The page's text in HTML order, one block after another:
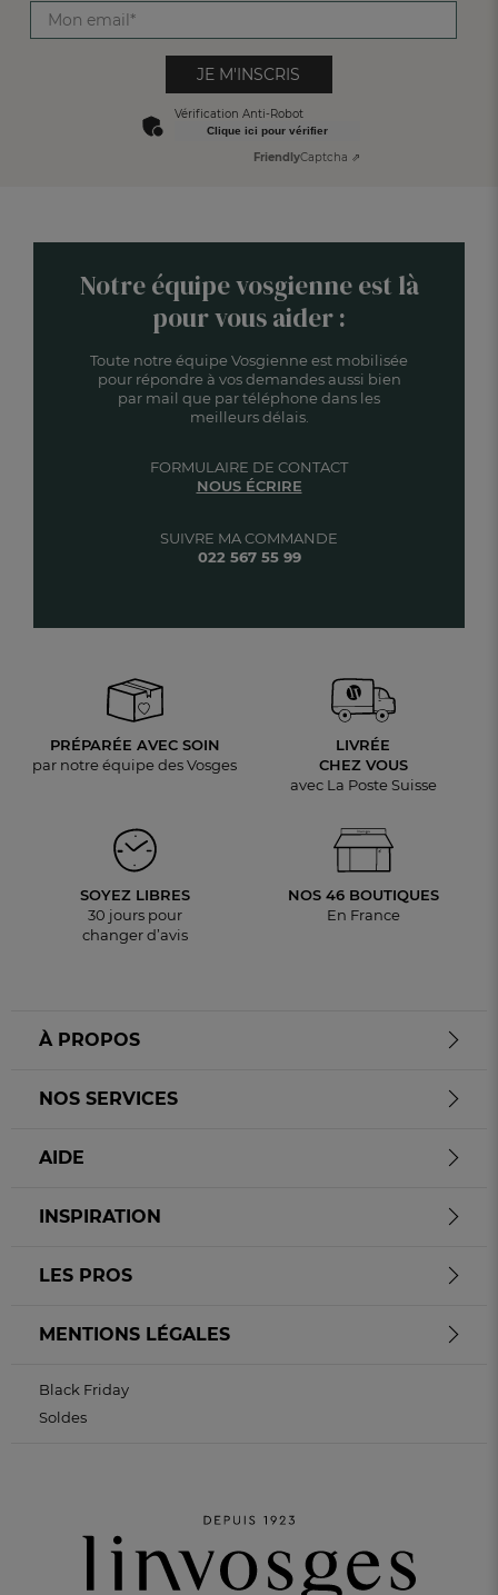
JE M'INSCRIS
Vérification Anti-Robot
Clique ici pour vérifier
FriendlyCaptcha ⇗
Notre équipe vosgienne est là
pour vous aider :
Toute notre équipe Vosgienne est mobilisée
pour répondre à vos demandes aussi bien
par mail que par téléphone dans les
meilleurs délais.
SUIVRE MA COMMANDE
022 567 55 99
FORMULAIRE DE CONTACT
NOUS ÉCRIRE
PRÉPARÉE AVEC SOIN
par notre équipe des Vosges
LIVRÉE
CHEZ VOUS
avec La Poste Suisse
SOYEZ LIBRES
30 jours pour
changer d’avis
NOS 46 BOUTIQUES
En France
À PROPOS
NOS SERVICES
AIDE
INSPIRATION
LES PROS
MENTIONS LÉGALES
Black Friday
Soldes